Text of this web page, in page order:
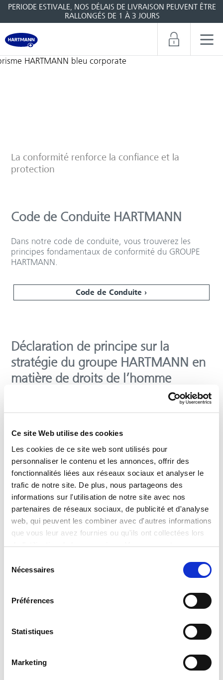
Ce site Web utilise des cookies
Les cookies de ce site web sont utilisés pour
personnaliser le contenu et les annonces, offrir des
fonctionnalités liées aux réseaux sociaux et analyser le
trafic de notre site. De plus, nous partageons des
informations sur l'utilisation de notre site avec nos
partenaires de réseaux sociaux, de publicité et d'analyse
web, qui peuvent les combiner avec d'autres informations
que vous leur avez fournies ou qu'ils ont collectées lors
de l’utilisation de leurs services. Vous consentez aux
De plus amples informations peuvent être trouvées dans
Nécessaires
Préférences
Statistiques
Marketing
PERIODE ESTIVALE, NOS DÉLAIS DE LIVRAISON PEUVENT ÊTRE
RALLONGÉS DE 1 À 3 JOURS
La conformité renforce la confiance et la
protection
Code de Conduite HARTMANN
Dans notre code de conduite, vous trouverez les
principes fondamentaux de conformité du GROUPE
HARTMANN.
Code de Conduite
Déclaration de principe sur la
stratégie du groupe HARTMANN en
matière de droits de l’homme
La déclaration de politique générale fournit des
informations sur nos structures et les mesures que
éthique, social et respectueux de l'environnement
dans tous nos domaines d'activité et dans les chaînes
d'approvisionnement correspondantes.
Déclaration de politique générale
Canal d’intégrité HARTMANN
Vous avez la possibilité de faire part de vos
préoccupations, même de manière anonyme